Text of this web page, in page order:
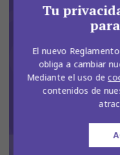
C/ Jesús,
Tu
El nuevo
obliga a cambiar
Mediante el uso de
contenidos de